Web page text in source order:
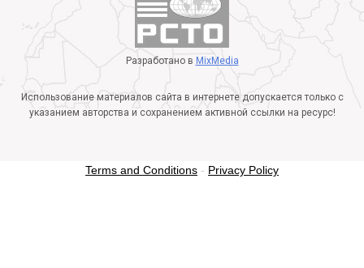
Разработано в MixMedia
Использование материалов сайта в интернете допускается только с
указанием авторства и сохранением активной ссылки на ресурс!
Terms and Conditions - Privacy Policy